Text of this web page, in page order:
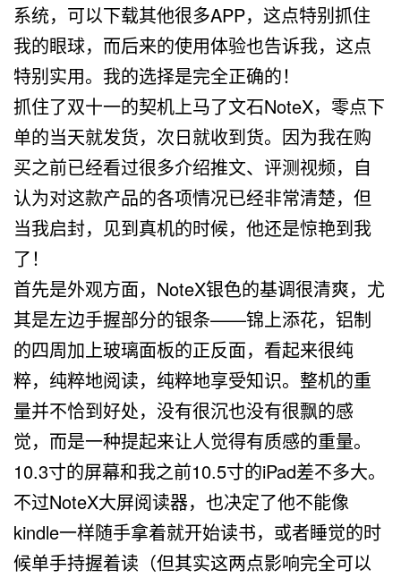
系统，可以下载其他很多APP，这点特别抓住
我的眼球，而后来的使用体验也告诉我，这点
特别实用。我的选择是完全正确的！
抓住了双十一的契机上马了文石NoteX，零点下
单的当天就发货，次日就收到货。因为我在购
买之前已经看过很多介绍推文、评测视频，自
认为对这款产品的各项情况已经非常清楚，但
当我启封，见到真机的时候，他还是惊艳到我
了！
首先是外观方面，NoteX银色的基调很清爽，尤
其是左边手握部分的银条——锦上添花，铝制
的四周加上玻璃面板的正反面，看起来很纯
粹，纯粹地阅读，纯粹地享受知识。整机的重
量并不恰到好处，没有很沉也没有很飘的感
觉，而是一种提起来让人觉得有质感的重量。
10.3寸的屏幕和我之前10.5寸的iPad差不多大。
不过NoteX大屏阅读器，也决定了他不能像
kindle一样随手拿着就开始读书，或者睡觉的时
候单手持握着读（但其实这两点影响完全可以